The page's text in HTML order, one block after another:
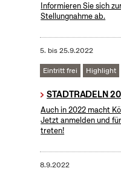
Informieren Sie sich
Stellungnahme ab.
5. bis25.9.2022
Eintritt frei Highlight
STADTRADELN
Auch in 2022 macht
Jetzt anmelden und
treten!
8.9.2022